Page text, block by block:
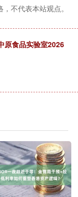
不代表本站观点。
原食品实验室2026